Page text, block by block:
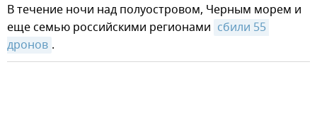
В течение ночи над полуостровом, Черным морем и
еще семью российскими регионами сбили 55
дронов .